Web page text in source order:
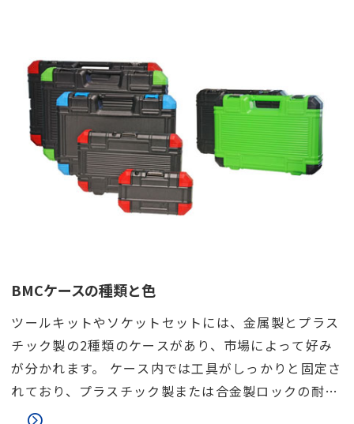
BMCケースの種類と色
ツールキットやソケットセットには、金属製とプラス
チック製の2種類のケースがあり、市場によって好み
が分かれます。 ケース内では工具がしっかりと固定さ
れており、プラスチック製または合金製ロックの耐久
性も重要な要素です。 また、ケースの上下部をつなぐ